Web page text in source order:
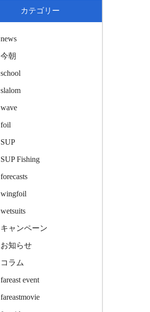
カテゴリー
news
今朝
school
slalom
wave
foil
SUP
SUP Fishing
forecasts
wingfoil
wetsuits
キャンペーン
お知らせ
コラム
fareast event
fareastmovie